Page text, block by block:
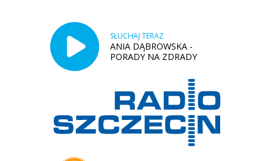
SŁUCHAJ TERAZ
ANIA DĄBROWSKA -
PORADY NA ZDRADY